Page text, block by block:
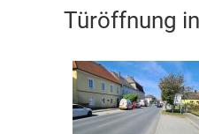
Türöffnung